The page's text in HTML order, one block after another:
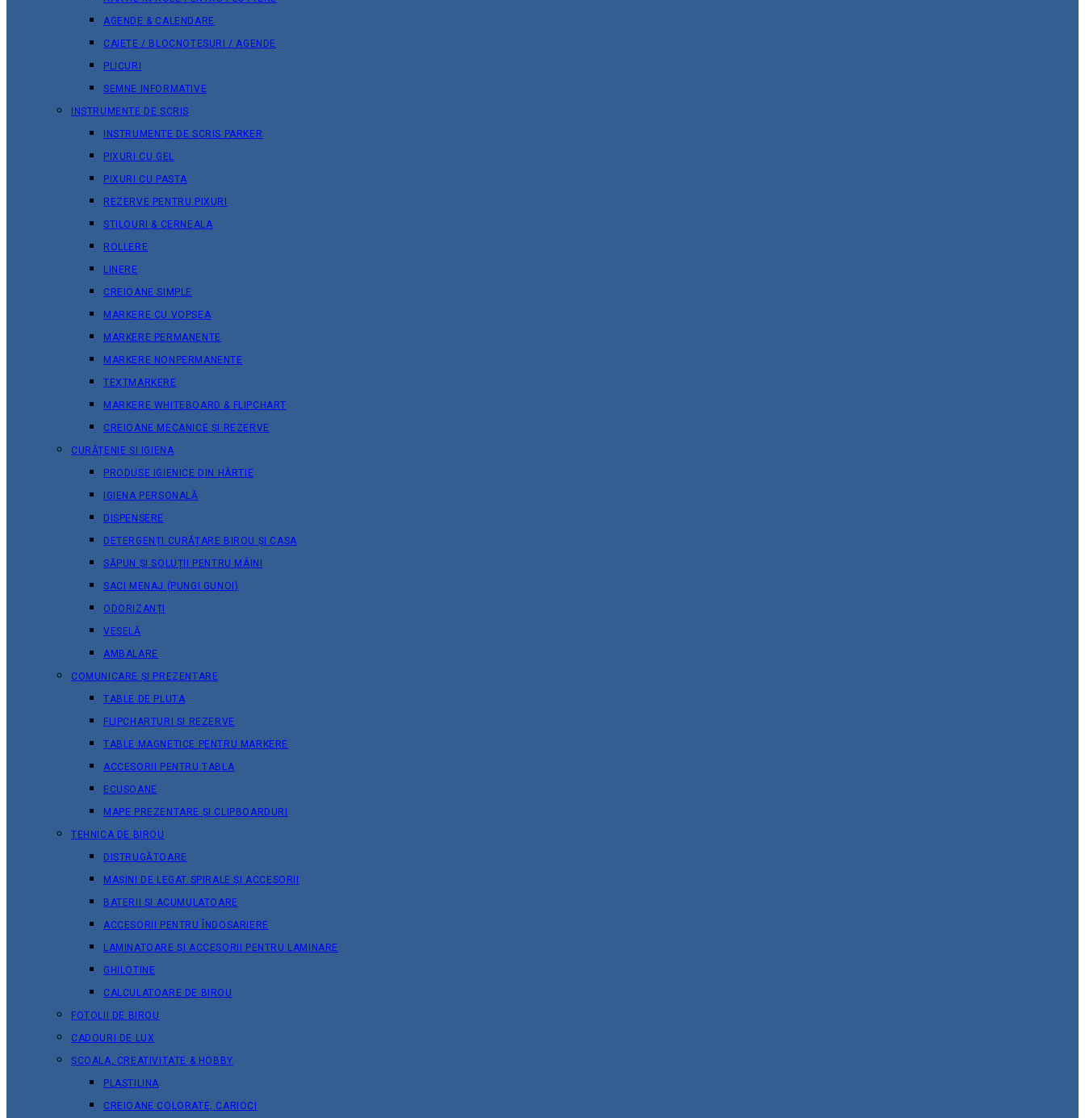
AGENDE & CALENDARE
CAIETE / BLOCNOTESURI / AGENDE
PLICURI
SEMNE INFORMATIVE
INSTRUMENTE DE SCRIS
INSTRUMENTE DE SCRIS PARKER
PIXURI CU GEL
PIXURI CU PASTA
REZERVE PENTRU PIXURI
STILOURI & СERNEALA
ROLLERE
LINERE
CREIOANE SIMPLE
MARKERE CU VOPSEA
MARKERE PERMANENTE
MARKERE NONPERMANENTE
TEXTMARKERE
MARKERE WHITEBOARD & FLIPCHART
CREIOANE MECANICE ȘI REZERVE
CURĂȚENIE ȘI IGIENA
PRODUSE IGIENICE DIN HÂRTIE
IGIENA PERSONALĂ
DISPENSERE
DETERGENȚI CURĂȚARE BIROU ȘI CASA
SĂPUN ȘI SOLUȚII PENTRU MÂINI
SACI MENAJ (PUNGI GUNOI)
ODORIZANȚI
VESELĂ
AMBALARE
COMUNICARE ȘI PREZENTARE
TABLE DE PLUTA
FLIPCHARTURI ȘI REZERVE
TABLE MAGNETICE PENTRU MARKERE
ACCESORII PENTRU TABLA
ECUSOANE
MAPE PREZENTARE ȘI CLIPBOARDURI
TEHNICA DE BIROU
DISTRUGĂTOARE
MAȘINI DE LEGAT SPIRALE ȘI ACCESORII
BATERII ȘI ACUMULATOARE
ACCESORII PENTRU ÎNDOSARIERE
LAMINATOARE ȘI ACCESORII PENTRU LAMINARE
GHILOTINE
CALCULATOARE DE BIROU
FOTOLII DE BIROU
CADOURI DE LUX
ȘCOALA, CREATIVITATE & HOBBY
PLASTILINA
CREIOANE COLORATE, CARIOCI